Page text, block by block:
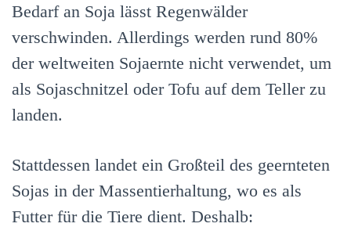
Bedarf an Soja lässt Regenwälder
verschwinden. Allerdings werden rund 80%
der weltweiten Sojaernte nicht verwendet, um
als Sojaschnitzel oder Tofu auf dem Teller zu
landen.
Stattdessen landet ein Großteil des geernteten
Sojas in der Massentierhaltung, wo es als
Futter für die Tiere dient. Deshalb: